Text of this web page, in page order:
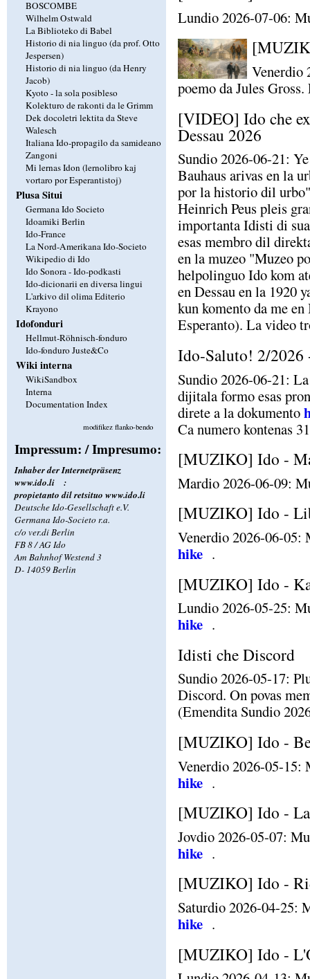
BOSCOMBE
Wilhelm Ostwald
La Biblioteko di Babel
Historio di nia linguo (da prof. Otto
Jespersen)
Historio di nia linguo (da Henry
Jacob)
Kyoto - la sola posibleso
Kolekturo de rakonti da le Grimm
Dek docoletri lektita da Steve
Walesch
Italiana Ido-propagilo da samideano
Zangoni
Mi lernas Idon (lernolibro kaj
vortaro por Esperantistoj)
Plusa Situi
Germana Ido Societo
Idoamiki Berlin
Ido-France
La Nord-Amerikana Ido-Societo
Wikipedio di Ido
Ido Sonora - Ido-podkasti
Ido-dicionarii en diversa lingui
L'arkivo dil olima Editerio
Krayono
Idofonduri
Hellmut-Röhnisch-fonduro
Ido-fonduro Juste&Co
Wiki interna
WikiSandbox
Interna
Documentation Index
modifikez flanko-bendo
Impressum: / Impresumo:
Inhaber der Internetpräsenz
www.ido.li
:
propietanto dil retsituo www.ido.li
Deutsche Ido-Gesellschaft e.V.
Germana Ido-Societo r.a.
c/o ver.di Berlin
FB 8 / AG Ido
Am Bahnhof Westend 3
D- 14059 Berlin
Lundio 2026-07-06:
Venerdio
poemo da Jules
[VIDEO] Ido che
Dessau 2026
Sundio 2026-06-21:
Bauhaus arivas en la
por la historio dil
Heinrich Peus pleis
importanta Idisti di
esas membro dil
en la muzeo "Muzeo
helpolinguo Ido kom
en Dessau en la 1920
kun komento da me
Esperanto). La video
Ido-Saluto! 2/2026
Sundio 2026-06-21:
dijitala formo esas
direte a la dokumento
Ca numero kontenas
[MUZIKO] Ido -
Mardio 2026-06-09:
[MUZIKO] Ido -
Venerdio 2026-06-05:
hike .
[MUZIKO] Ido -
Lundio 2026-05-25:
hike .
Idisti che Discord
Sundio 2026-05-17:
Discord. On povas
(Emendita Sundio
[MUZIKO] Ido -
Venerdio 2026-05-15:
hike .
[MUZIKO] Ido - La
Jovdio 2026-05-07:
hike .
[MUZIKO] Ido -
Saturdio 2026-04-25:
hike .
[MUZIKO] Ido -